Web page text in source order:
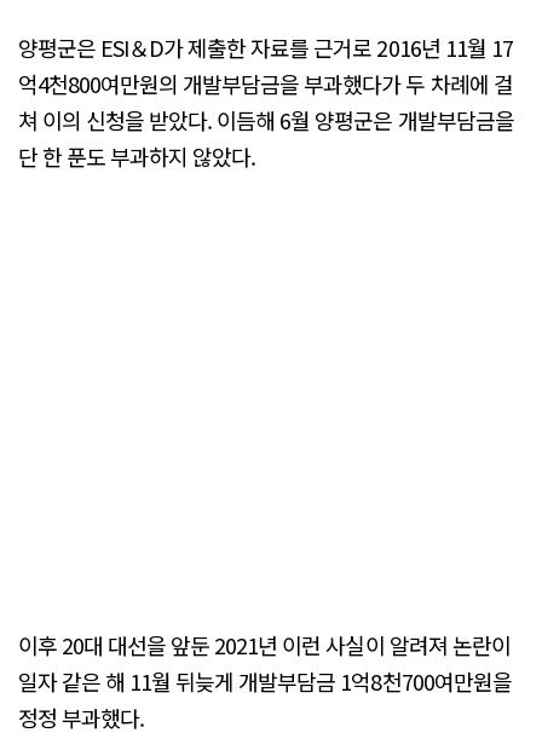
양평군은 ESI＆D가 제출한 자료를 근거로 2016년 11월 17
억4천800여만원의 개발부담금을 부과했다가 두 차례에 걸
쳐 이의 신청을 받았다. 이듬해 6월 양평군은 개발부담금을
단 한 푼도 부과하지 않았다.
이후 20대 대선을 앞둔 2021년 이런 사실이 알려져 논란이
일자 같은 해 11월 뒤늦게 개발부담금 1억8천700여만원을
정정 부과했다.